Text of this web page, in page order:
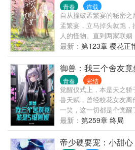
青春 连载
自从撞破孟繁宴的秘密
孟繁宴，立马掉头就跑
人的怪物。直到两家联
一起。沈星樱每晚都缩在
盯着孟繁宴说：“我今晚
的，你…...
最新： 第123章 樱花正
御兽：我三个舍友
青春 完结
觉醒仪式上，本是天之
兽天赋，曾经校花女友
一笑，这一切都是个觉
的镜子。 只要他想，提
只是让他没想到的是，
还都是S级兽娘
最新： 第259章 终局
帝少硬要宠：小甜心